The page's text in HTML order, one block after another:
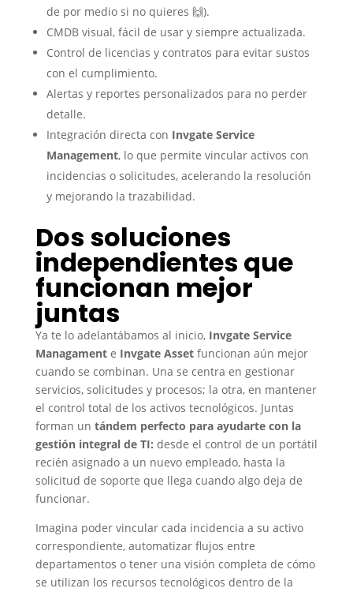
de por medio si no quieres 🙌).
CMDB visual, fácil de usar y siempre actualizada.
Control de licencias y contratos para evitar sustos
con el cumplimiento.
Alertas y reportes personalizados para no perder
detalle.
Integración directa con Invgate Service
Management, lo que permite vincular activos con
incidencias o solicitudes, acelerando la resolución
y mejorando la trazabilidad.
Dos soluciones
independientes que
funcionan mejor
juntas
Ya te lo adelantábamos al inicio,Invgate Service
Managamente Invgate Asset funcionan aún mejor
cuando se combinan. Una se centra en gestionar
servicios, solicitudes y procesos; la otra, en mantener
el control total de los activos tecnológicos. Juntas
forman un tándem perfecto para ayudarte con la
gestión integral de TI: desde el control de un portátil
recién asignado a un nuevo empleado, hasta la
solicitud de soporte que llega cuando algo deja de
funcionar.
Imagina poder vincular cada incidencia a su activo
correspondiente, automatizar flujos entre
departamentos o tener una visión completa de cómo
se utilizan los recursos tecnológicos dentro de la